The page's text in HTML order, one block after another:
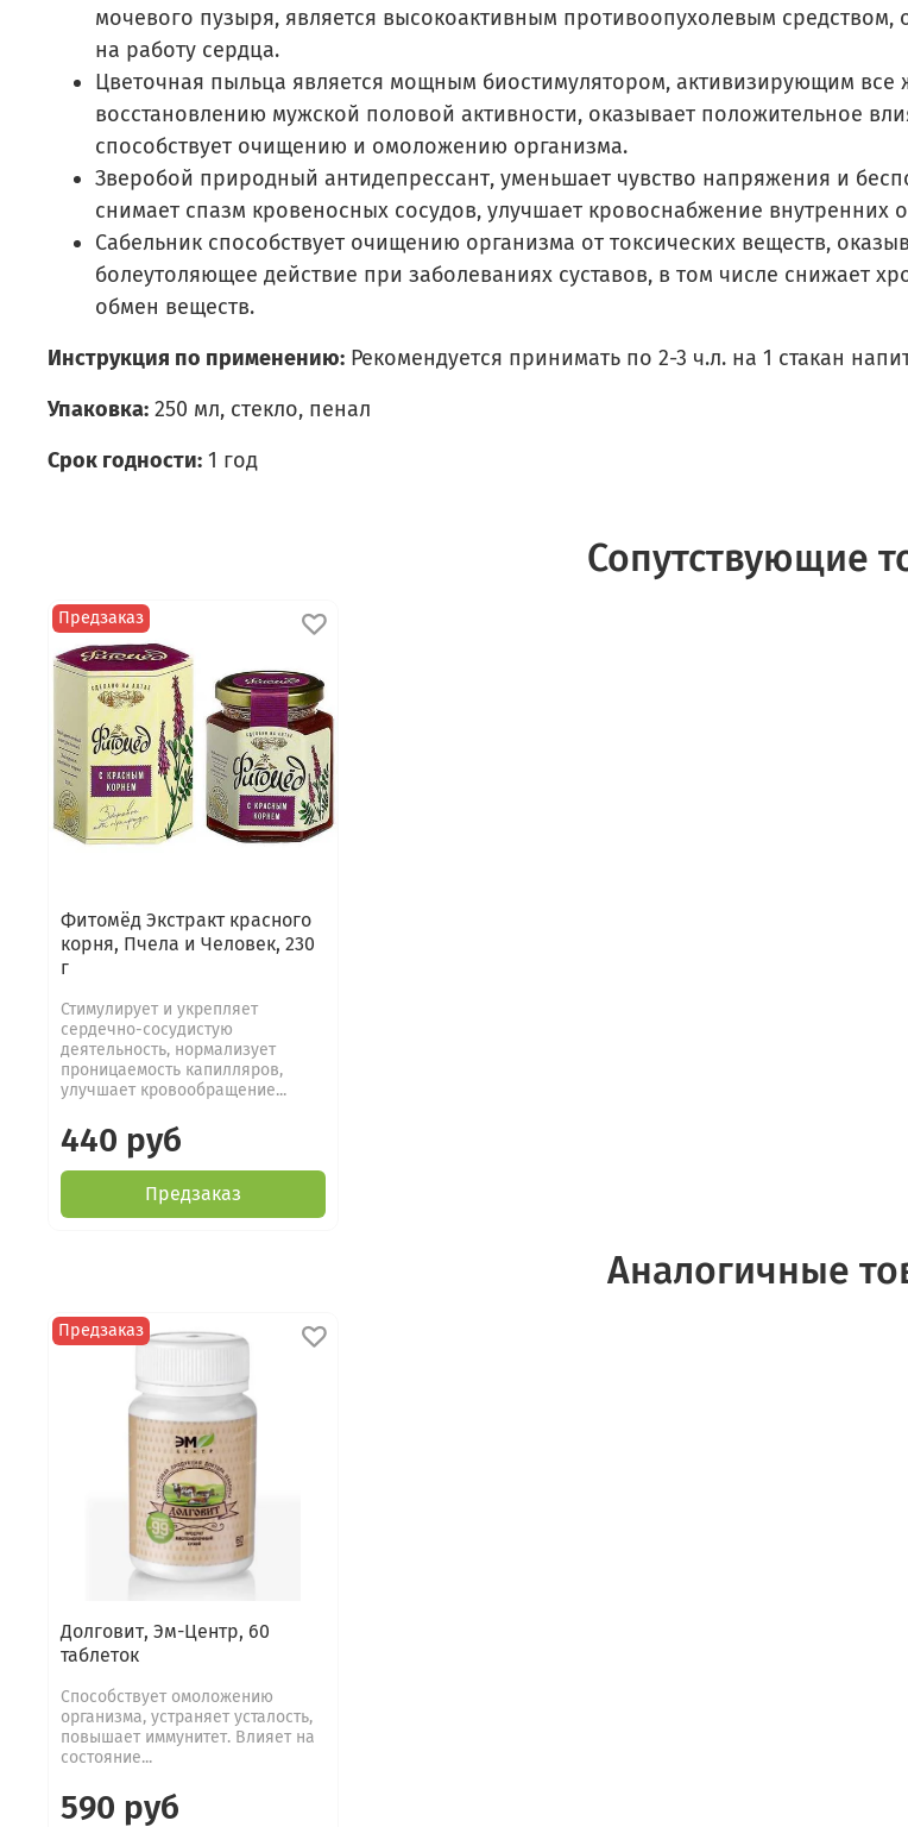
мочевого пузыря, является высокоактивным противоопухолевым
на работу сердца.
Цветочная пыльца является мощным биостимулятором, активизирующим все
восстановлению мужской половой активности, оказывает положительное
способствует очищению и омоложению организма.
Зверобой природный антидепрессант, уменьшает чувство напряжения и
снимает спазм кровеносных сосудов, улучшает кровоснабжение внутренних
Сабельник способствует очищению организма от токсических веществ,
болеутоляющее действие при заболеваниях суставов, в том числе снижает
обмен веществ.
Инструкция по применению: Рекомендуется принимать по 2-3 ч.л. на 1 стакан
Упаковка: 250 мл, стекло, пенал
Срок годности: 1 год
Сопутствующие
Предзаказ
Фитомёд Экстракт красного
корня, Пчела и Человек, 230
г
Стимулирует и укрепляет
сердечно-сосудистую
деятельность, нормализует
проницаемость капилляров,
улучшает кровообращение...
440 руб
Предзаказ
Аналогичные
Предзаказ
Долговит, Эм-Центр, 60
таблеток
Способствует омоложению
организма, устраняет усталость,
повышает иммунитет. Влияет на
состояние...
590 руб